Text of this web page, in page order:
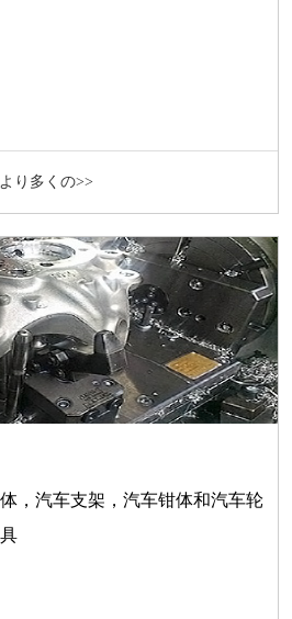
より多くの>>
，汽车支架，汽车钳体和汽车轮